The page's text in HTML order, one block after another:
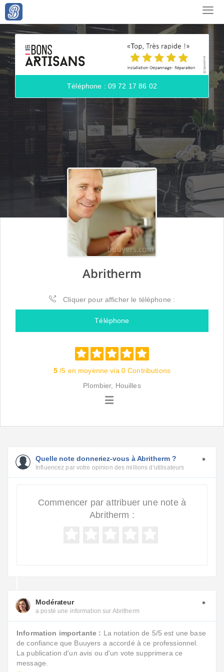
Téléphone : 09 72 17 86 02
Abritherm
Cliquer pour afficher le téléphone :
Téléphone
5 /5 en moyenne via 0 Contributions
Plombier, Houilles
Quelle note donneriez-vous à Abritherm ?
Influencez par votre opinion des millions d'utilisateurs
Commencer par attribuer une note à
Abritherm :
Modérateur
a posté une information sur Abritherm
Information importante : La notation de 5/5 est une base
de confiance que Buuyers a accordé à ce professionnel.
La publication d'un avis ou d'un vote supprimera ce
message.